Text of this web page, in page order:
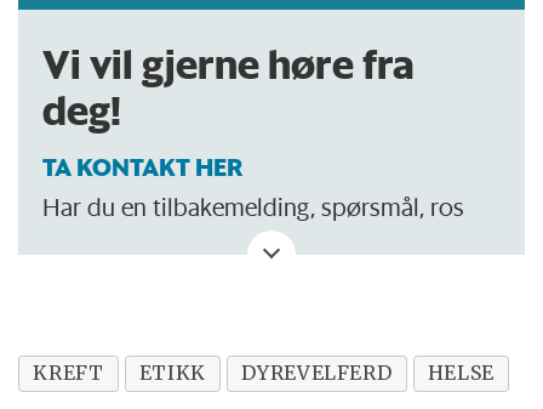
Vi vil gjerne høre fra
deg!
TA KONTAKT HER
Har du en tilbakemelding, spørsmål, ros
eller kritikk? Eller tips om noe vi bør skrive
KREFT ETIKK DYREVELFERD HELSE